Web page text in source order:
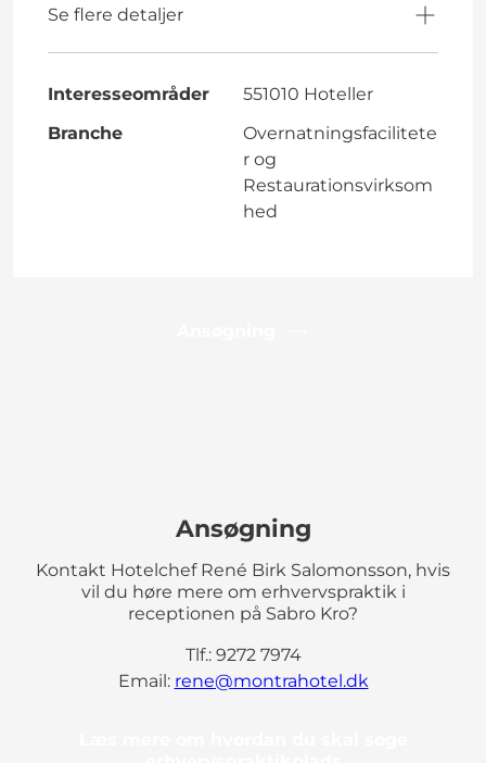
Se flere detaljer
Interesseområder
551010 Hoteller
Branche
Overnatningsfacilitete
r og
Restaurationsvirksom
hed
Ansøgning
Kontakt Hotelchef René Birk Salomonsson, hvis
vil du høre mere om erhvervspraktik i
receptionen på Sabro Kro?
Tlf.: 9272 7974
Email: rene@montrahotel.dk